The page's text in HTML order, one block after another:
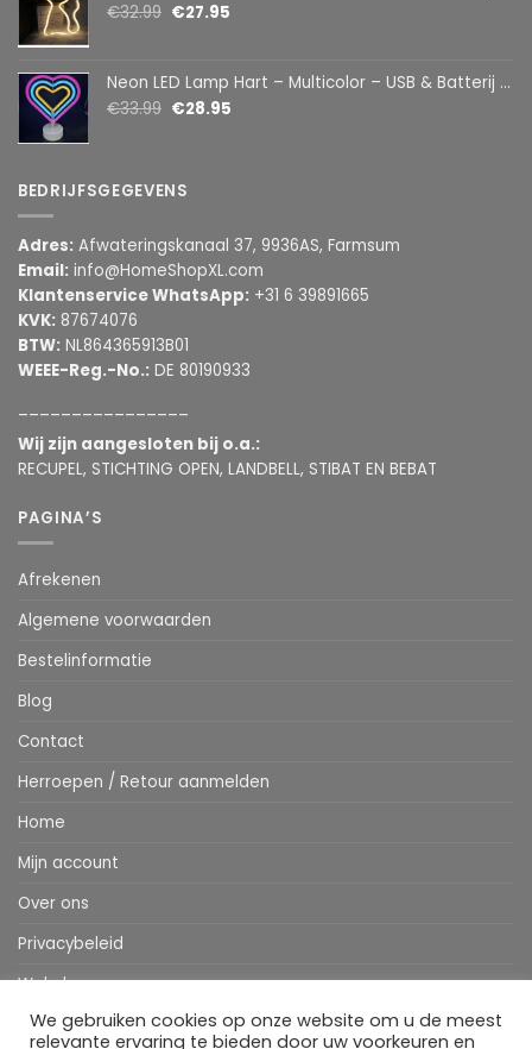
€32.99 €27.95
Neon LED Lamp Hart – Multicolor – USB & Batterij – Hartvormige Sfeerlamp – Kinderkamer & Slaapkamer – 25,2 x 23 cm
€33.99 €28.95
BEDRIJFSGEGEVENS
Adres: Afwateringskanaal 37, 9936AS, Farmsum
Email: info@HomeShopXL.com
Klantenservice WhatsApp: +31 6 39891665
KVK: 87674076
BTW: NL864365913B01
WEEE-Reg.-No.: DE 80190933
Wij zijn aangesloten bij o.a.:
RECUPEL, STICHTING OPEN, LANDBELL, STIBAT EN BEBAT
PAGINA’S
Afrekenen
Algemene voorwaarden
Bestelinformatie
Blog
Contact
Herroepen / Retour aanmelden
Home
Mijn account
Over ons
Privacybeleid
Webshop
Winkelwagen
We gebruiken cookies op onze website om u de meest
relevante ervaring te bieden door uw voorkeuren en